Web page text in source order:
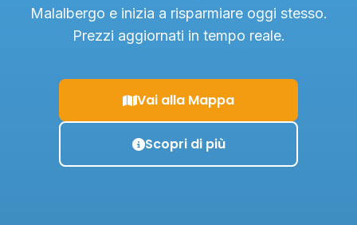
Malalbergo e inizia a risparmiare oggi stesso.
Prezzi aggiornati in tempo reale.
Vai alla Mappa
Scopri di più